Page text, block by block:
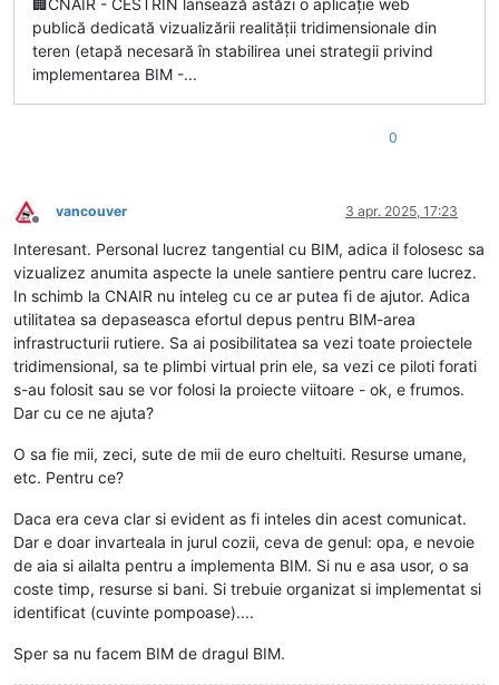
🏢CNAIR - CESTRIN lansează astăzi o aplicație web
publică dedicată vizualizării realității tridimensionale din
teren (etapă necesară în stabilirea unei strategii privind
implementarea BIM -...
0
Deconectat
vancouver 3 apr. 2025, 17:23
Interesant. Personal lucrez tangential cu BIM, adica il folosesc sa
vizualizez anumita aspecte la unele santiere pentru care lucrez.
In schimb la CNAIR nu inteleg cu ce ar putea fi de ajutor. Adica
utilitatea sa depaseasca efortul depus pentru BIM-area
infrastructurii rutiere. Sa ai posibilitatea sa vezi toate proiectele
tridimensional, sa te plimbi virtual prin ele, sa vezi ce piloti forati
s-au folosit sau se vor folosi la proiecte viitoare - ok, e frumos.
Dar cu ce ne ajuta?
O sa fie mii, zeci, sute de mii de euro cheltuiti. Resurse umane,
etc. Pentru ce?
Daca era ceva clar si evident as fi inteles din acest comunicat.
Dar e doar invarteala in jurul cozii, ceva de genul: opa, e nevoie
de aia si ailalta pentru a implementa BIM. Si nu e asa usor, o sa
coste timp, resurse si bani. Si trebuie organizat si implementat si
identificat (cuvinte pompoase)....
Sper sa nu facem BIM de dragul BIM.